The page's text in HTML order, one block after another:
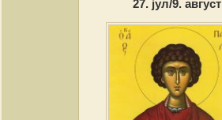
27. јул/9. август